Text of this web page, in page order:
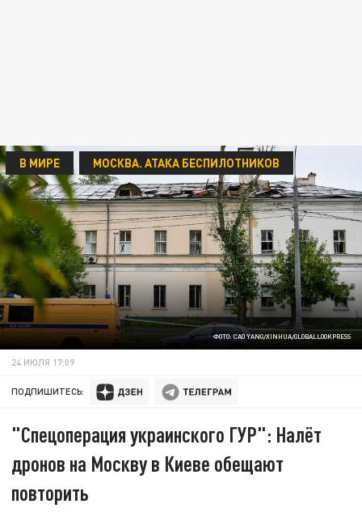
ФОТО: CAO YANG/XINHUA/GLOBALLOOKPRESS
В МИРЕ МОСКВА. АТАКА БЕСПИЛОТНИКОВ
24 ИЮЛЯ 17:09
ПОДПИШИТЕСЬ:
"Спецоперация украинского ГУР": Налёт
дронов на Москву в Киеве обещают
повторить